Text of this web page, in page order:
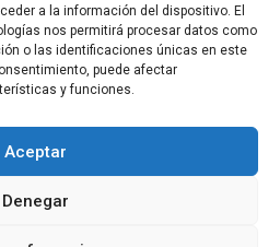
a la información del dispositivo. El
nos permitirá procesar datos como
o las identificaciones únicas en este
puede afectar
y funciones.
Aceptar
Denegar